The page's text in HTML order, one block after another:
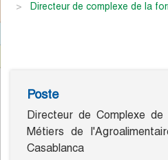
directeur de complexe de la
Poste
Directeur de Complexe
Métiers de
Casablanca